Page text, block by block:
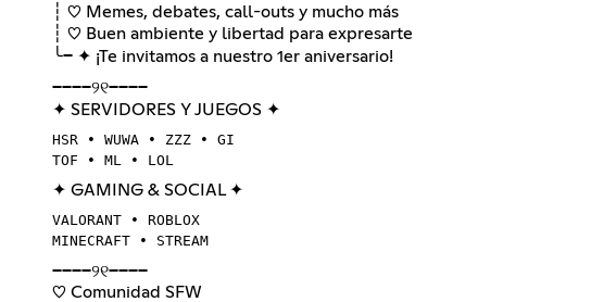
┆ ♡ Memes, debates, call-outs y mucho más
┆ ♡ Buen ambiente y libertad para expresarte
╰─ ✦ ¡Te invitamos a nuestro 1er aniversario!
────୨୧────
✦ SERVIDORES Y JUEGOS ✦
HSR • WUWA • ZZZ • GI
TOF • ML • LOL
✦ GAMING & SOCIAL ✦
VALORANT • ROBLOX
MINECRAFT • STREAM
────୨୧────
♡ Comunidad SFW